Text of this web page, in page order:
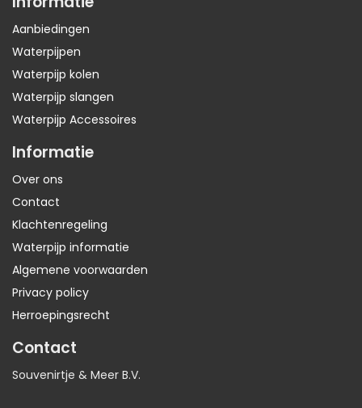
Aanbiedingen
Waterpijpen
Waterpijp kolen
Waterpijp slangen
Waterpijp Accessoires
Informatie
Over ons
Contact
Klachtenregeling
Waterpijp informatie
Algemene voorwaarden
Privacy policy
Herroepingsrecht
Contact
Souvenirtje & Meer B.V.